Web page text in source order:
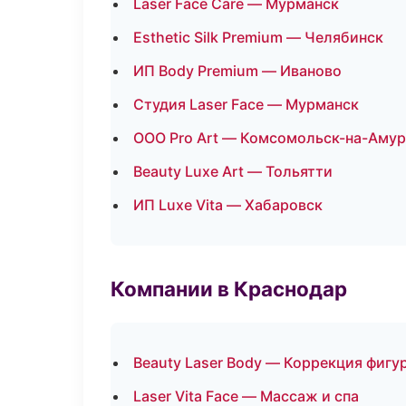
Laser Face Care — Мурманск
Esthetic Silk Premium — Челябинск
ИП Body Premium — Иваново
Студия Laser Face — Мурманск
ООО Pro Art — Комсомольск-на-
Beauty Luxe Art — Тольятти
ИП Luxe Vita — Хабаровск
Компании в Краснодар
Beauty Laser Body — Коррекция
Laser Vita Face — Массаж и спа